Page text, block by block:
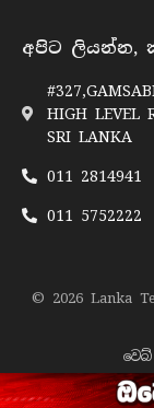
අපිට ලියන්න,
HIGH LEVEL
SRI LANKA
011 2814941
011 5752222
© 2026 Lanka